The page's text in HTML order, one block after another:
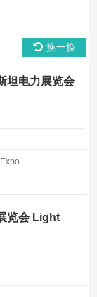
换一换
坦电力展览会
览会 Light